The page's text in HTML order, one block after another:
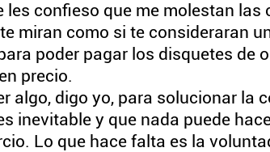
les confieso que me molestan las
miran como si te consideraran
poder pagar los disquetes de
precio.
algo, digo yo, para solucionar la
inevitable y que nada puede
Lo que hace falta es la